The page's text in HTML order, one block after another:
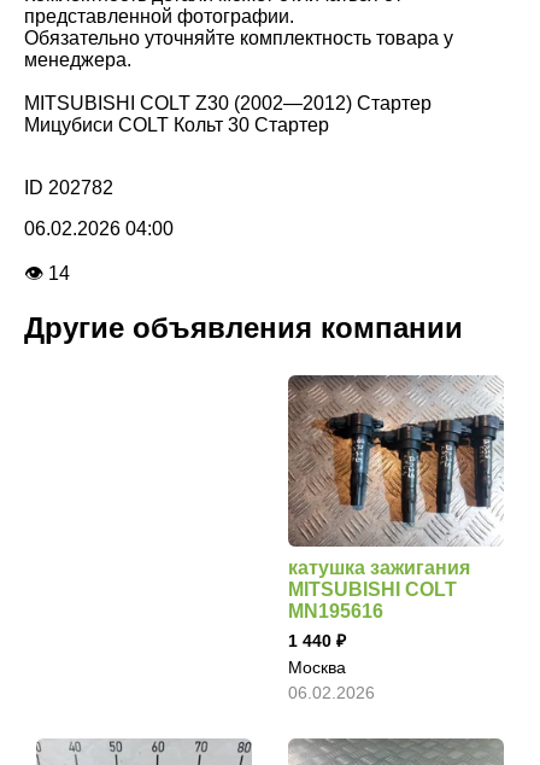
представленной фотографии.
Обязательно уточняйте комплектность товара у
менеджера.
MITSUBISHI COLT Z30 (2002—2012) Стартер
Мицубиси COLT Кольт 30 Стартер
ID 202782
06.02.2026 04:00
👁 14
Другие объявления компании
катушка зажигания
MITSUBISHI COLT
MN195616
1 440
Москва
06.02.2026